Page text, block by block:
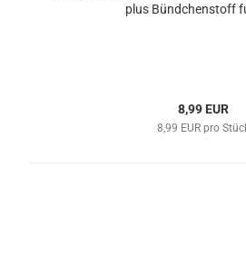
plus Bündchenstoff
8,99 EUR
8,99 EUR pro